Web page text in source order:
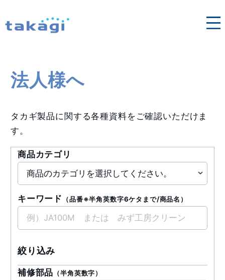
法人様へ
法人様へ
タカギ製品に関する各種資料をご確認いただけま
す。
商品カテゴリ
キーワード （品番※半角英数字6ケタまで/商品名）
絞り込み
補修部品 （半角英数字）